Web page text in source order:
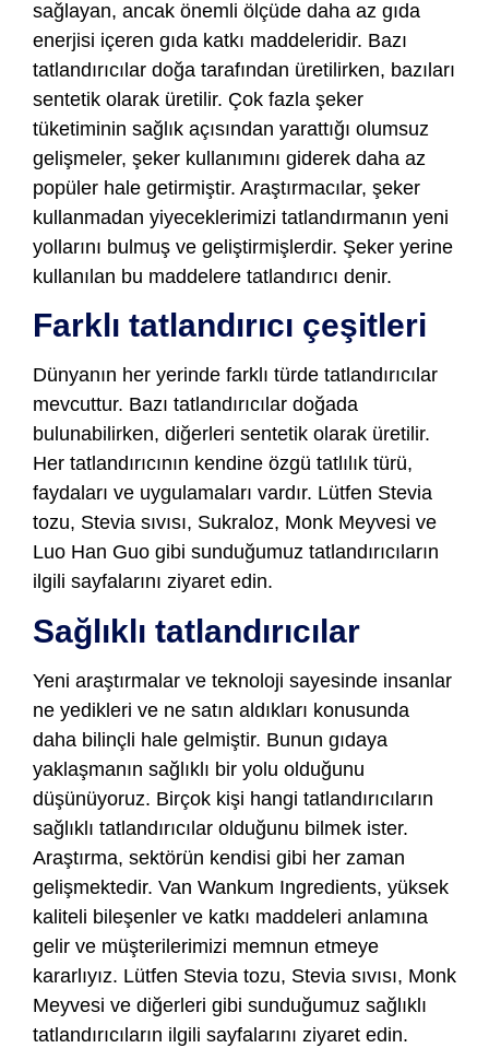
sağlayan, ancak önemli ölçüde daha az gıda
enerjisi içeren gıda katkı maddeleridir. Bazı
tatlandırıcılar doğa tarafından üretilirken, bazıları
sentetik olarak üretilir. Çok fazla şeker
tüketiminin sağlık açısından yarattığı olumsuz
gelişmeler, şeker kullanımını giderek daha az
popüler hale getirmiştir. Araştırmacılar, şeker
kullanmadan yiyeceklerimizi tatlandırmanın yeni
yollarını bulmuş ve geliştirmişlerdir. Şeker yerine
kullanılan bu maddelere tatlandırıcı denir.
Farklı tatlandırıcı çeşitleri
Dünyanın her yerinde farklı türde tatlandırıcılar
mevcuttur. Bazı tatlandırıcılar doğada
bulunabilirken, diğerleri sentetik olarak üretilir.
Her tatlandırıcının kendine özgü tatlılık türü,
faydaları ve uygulamaları vardır. Lütfen Stevia
tozu, Stevia sıvısı, Sukraloz, Monk Meyvesi ve
Luo Han Guo gibi sunduğumuz tatlandırıcıların
ilgili sayfalarını ziyaret edin.
Sağlıklı tatlandırıcılar
Yeni araştırmalar ve teknoloji sayesinde insanlar
ne yedikleri ve ne satın aldıkları konusunda
daha bilinçli hale gelmiştir. Bunun gıdaya
yaklaşmanın sağlıklı bir yolu olduğunu
düşünüyoruz. Birçok kişi hangi tatlandırıcıların
sağlıklı tatlandırıcılar olduğunu bilmek ister.
Araştırma, sektörün kendisi gibi her zaman
gelişmektedir. Van Wankum Ingredients, yüksek
kaliteli bileşenler ve katkı maddeleri anlamına
gelir ve müşterilerimizi memnun etmeye
kararlıyız. Lütfen Stevia tozu, Stevia sıvısı, Monk
Meyvesi ve diğerleri gibi sunduğumuz sağlıklı
tatlandırıcıların ilgili sayfalarını ziyaret edin.